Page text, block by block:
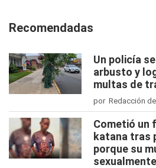
Recomendadas
Un policía
arbusto y
multas de
por Redacción de
Cometió un
katana tras
porque su
sexualmente